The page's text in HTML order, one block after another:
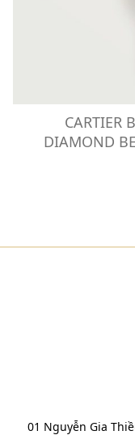
CARTIER
DIAMOND
01 Nguyễn Gia